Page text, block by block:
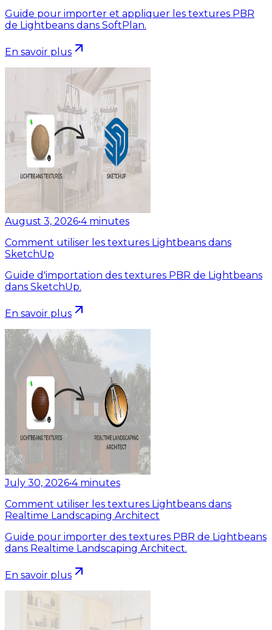
Guide pour importer et appliquer les textures PBR
de Lightbeans dans SoftPlan.
En savoir plus
August 3, 2026•4 minutes
Comment utiliser les textures Lightbeans dans
SketchUp
Guide d'importation des textures PBR de Lightbeans
dans SketchUp.
En savoir plus
July 30, 2026•4 minutes
Comment utiliser les textures Lightbeans dans
Realtime Landscaping Architect
Guide pour importer des textures PBR de Lightbeans
dans Realtime Landscaping Architect.
En savoir plus